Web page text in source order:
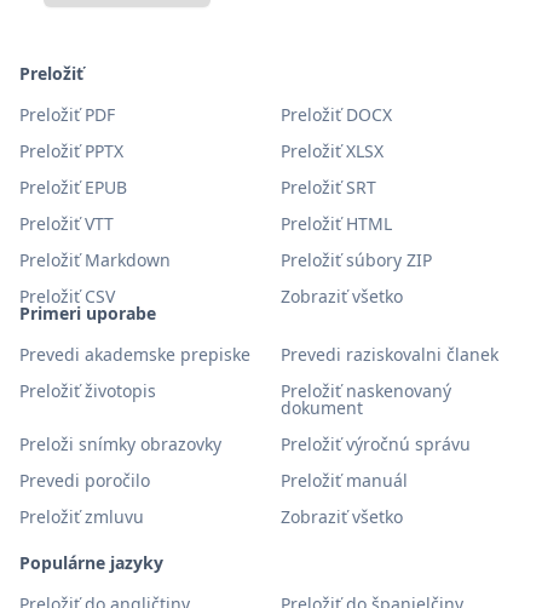
Primeri uporabe
Prevedi akademske prepiske
Prevedi raziskovalni članek
Preložiť životopis
Preložiť naskenovaný
dokument
Preloži snímky obrazovky
Preložiť výročnú správu
Prevedi poročilo
Preložiť manuál
Preložiť zmluvu
Zobraziť všetko
Populárne jazyky
Preložiť
Preložiť PDF
Preložiť DOCX
Preložiť PPTX
Preložiť XLSX
Preložiť EPUB
Preložiť SRT
Preložiť VTT
Preložiť HTML
Preložiť Markdown
Preložiť súbory ZIP
Preložiť CSV
Zobraziť všetko